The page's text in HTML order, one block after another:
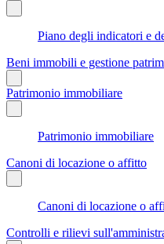
Piano degli indicatori e
Beni immobili e gestione
Patrimonio immobiliare
Patrimonio immobiliare
Canoni di locazione o affitto
Canoni di locazione o
Controlli e rilievi